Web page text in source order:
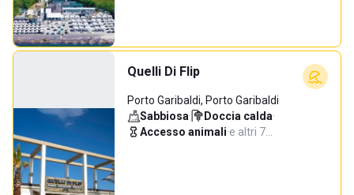
Quelli Di Flip
Porto Garibaldi, Porto Garibaldi
Sabbiosa· Doccia calda·
Accesso animali·e altri 7…